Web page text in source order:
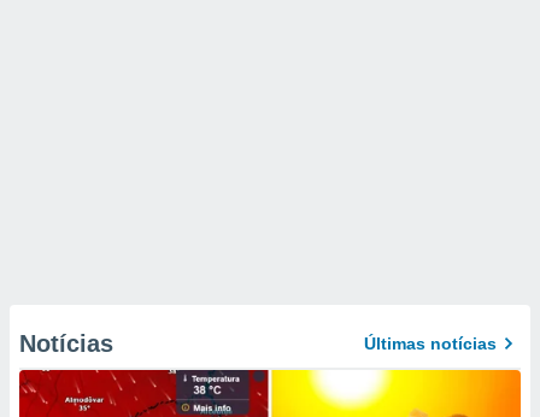
Notícias Últimas notícias